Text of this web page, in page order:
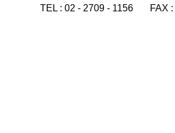
TEL : 02 - 2709 - 1156 FAX :